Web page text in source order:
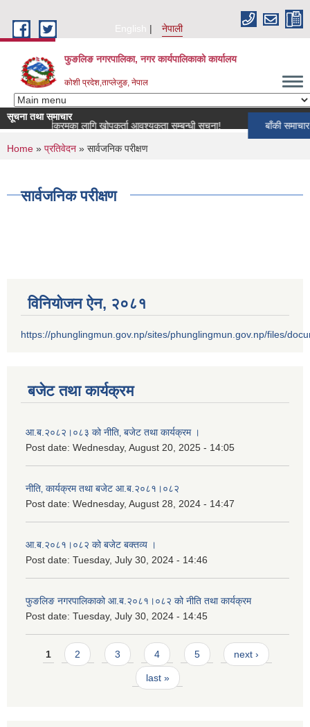
English
नेपाली
फुङलिङ नगरपालिका, नगर कार्यपालिकाको कार्यालय
कोशी प्रदेश,ताप्लेजुङ, नेपाल
सूचना तथा समाचार
कार्यक्रमका लागि खोपकर्ता आवश्यकता सम्बन्धी सूचना!
बाँकी समाचार
You are here
Home » प्रतिवेदन » सार्वजनिक परीक्षण
सार्वजनिक परीक्षण
विनियोजन ऐन‚ २०८१
https://phunglingmun.gov.np/sites/phunglingmun.gov.np/files/
बजेट तथा कार्यक्रम
आ.ब.२०८२।०८३ को नीति‚ बजेट तथा कार्यक्रम ।
Post date: Wednesday, August 20, 2025 - 14:05
नीति‚ कार्यक्रम तथा बजेट आ.ब.२०८१।०८२
Post date: Wednesday, August 28, 2024 - 14:47
आ.ब.२०८१।०८२ को बजेट बक्तव्य ।
Post date: Tuesday, July 30, 2024 - 14:46
फुङलिङ नगरपालिकाको आ.ब.२०८१।०८२ को नीति तथा कार्यक्रम
Post date: Tuesday, July 30, 2024 - 14:45
Pages
1 2 3 4 5 next ›
last »